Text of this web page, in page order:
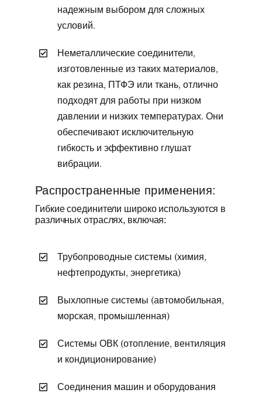
надежным выбором для сложных
условий.
Неметаллические соединители,
изготовленные из таких материалов,
как резина, ПТФЭ или ткань, отлично
подходят для работы при низком
давлении и низких температурах. Они
обеспечивают исключительную
гибкость и эффективно глушат
вибрации.
Распространенные применения:
Гибкие соединители широко используются в
различных отраслях, включая:
Трубопроводные системы (химия,
нефтепродукты, энергетика)
Выхлопные системы (автомобильная,
морская, промышленная)
Системы ОВК (отопление, вентиляция
и кондиционирование)
Соединения машин и оборудования